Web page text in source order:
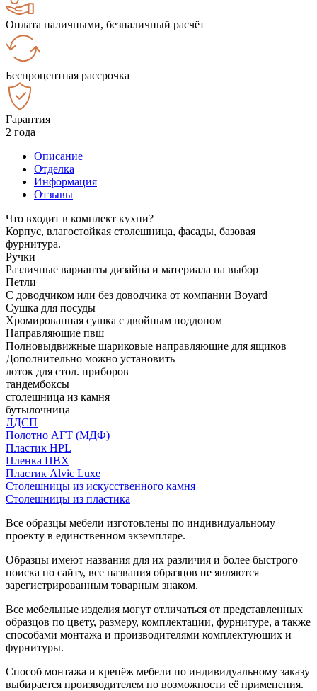
Оплата наличными, безналичный расчёт
Беспроцентная рассрочка
Гарантия
2 года
Описание
Отделка
Информация
Отзывы
Что входит в комплект кухни?
Корпус, влагостойкая столешница, фасады, базовая
фурнитура.
Ручки
Различные варианты дизайна и материала на выбор
Петли
С доводчиком или без доводчика от компании Boyard
Сушка для посуды
Хромированная сушка с двойным поддоном
Направляющие пвш
Полновыдвижные шариковые направляющие для ящиков
Дополнительно можно установить
лоток для стол. приборов
тандембоксы
столешница из камня
бутылочница
ЛДСП
Полотно АГТ (МДФ)
Пластик HPL
Пленка ПВХ
Пластик Alvic Luxe
Столешницы из искусственного камня
Столешницы из пластика
Все образцы мебели изготовлены по индивидуальному
проекту в единственном экземпляре.
Образцы имеют названия для их различия и более быстрого
поиска по сайту, все названия образцов не являются
зарегистрированным товарным знаком.
Все мебельные изделия могут отличаться от представленных
образцов по цвету, размеру, комплектации, фурнитуре, а также
способами монтажа и производителями комплектующих и
фурнитуры.
Способ монтажа и крепёж мебели по индивидуальному заказу
выбирается производителем по возможности её применения.